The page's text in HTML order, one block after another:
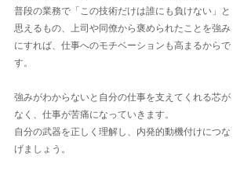
普段の業務で「この技術だけは誰にも負けない」と
思えるもの、上司や同僚から褒められたことを強み
にすれば、仕事へのモチベーションも高まるからで
す。
強みがわからないと自分の仕事を支えてくれる芯が
なく、仕事が苦痛になっていきます。
自分の武器を正しく理解し、内発的動機付けにつな
げましょう。